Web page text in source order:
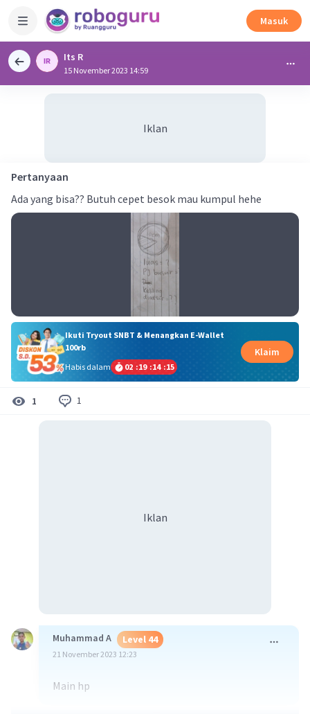
Masuk
Its R
15 November 2023 14:59
Iklan
Pertanyaan
Ada yang bisa?? Butuh cepet besok mau kumpul hehe
Ikuti Tryout SNBT & Menangkan E-Wallet
100rb
Habis dalam
02 :19 :14 :15
Klaim
1 1
Iklan
Muhammad A Level 44
21 November 2023 12:23
Main hp